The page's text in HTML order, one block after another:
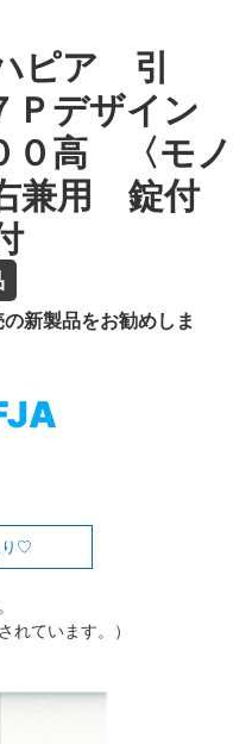
ピア 引
デザイン
０高 〈モノ
兼用 錠付
新製品をお勧めしま
れています。）